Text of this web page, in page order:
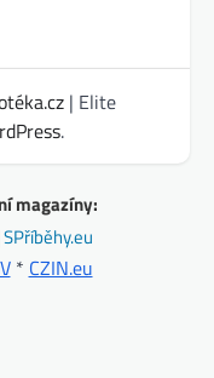
| Elite
.
magazíny:
SPříběhy.eu
* CZIN.eu